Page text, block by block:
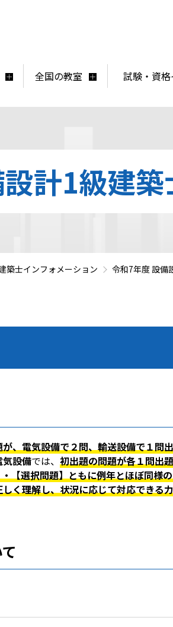
全国の教室 試験・資
計1級建
築士インフォメーション 令和7年度 設備
、電気設備で２問、輸送設備で１問
気設備では、 初出題の問題が各１問出題
【選択問題】ともに例年とほぼ同様
く理解し、状況に応じて対応できる